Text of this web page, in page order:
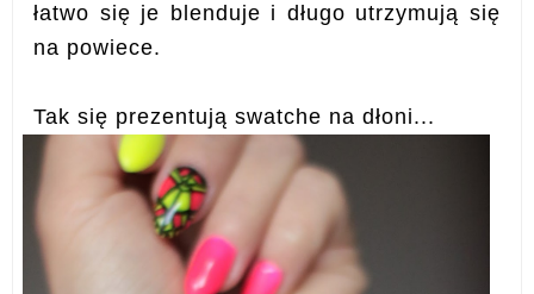
łatwo się je blenduje i długo utrzymują się
na powiece.
Tak się prezentują swatche na dłoni...